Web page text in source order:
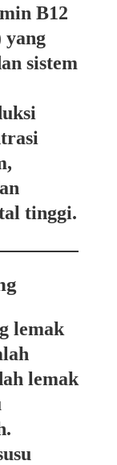
B12
yang
sistem
tinggi.
lemak
lemak